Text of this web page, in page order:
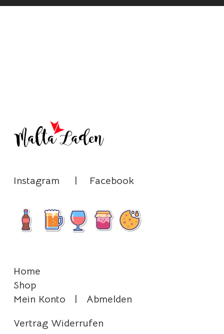
Instagram | Facebook
Home
Shop
Mein Konto | Abmelden
Vertrag Widerrufen